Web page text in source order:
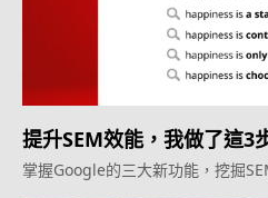
提升SEM效能，我做了這3
掌握Google的三大新功能，挖掘